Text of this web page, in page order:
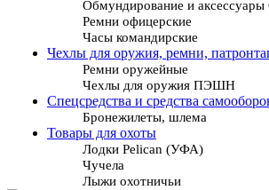
Обмундирование и
Ремни офицерские
Часы командирские
Чехлы для оружия, ремни,
Ремни оружейные
Чехлы для оружия ПЭШН
Спецсредства и средства
Бронежилеты, шлема
Товары для охоты
Лодки Pelican (УФА)
Чучела
Лыжи охотничьи